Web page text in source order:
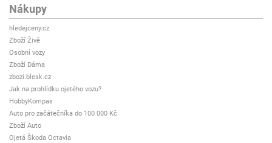
Nákupy
hledejceny.cz
Zboží Živě
Osobní vozy
Zboží Dáma
zbozi.blesk.cz
Jak na prohlídku ojetého vozu?
HobbyKompas
Auto pro začátečníka do 100 000 Kč
Zboží Auto
Ojetá Škoda Octavia